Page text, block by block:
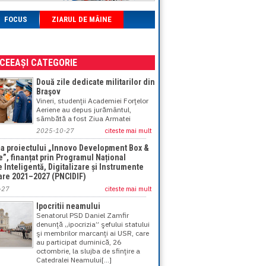
FOCUS ZIARUL DE MÂINE
CATEGORIE
Două zile dedicate militarilor din
Braşov
Vineri, studenţii Academiei Forţelor
Aeriene au depus jurământul,
sâmbătă a fost Ziua Armatei
2025-10-27 citeste mai mult
proiectului „Innovo Development Box &
finanțat prin Programul Național
Inteligentă, Digitalizare și Instrumente
2021–2027 (PNCIDIF)
citeste mai mult
Ipocritii neamului
Senatorul PSD Daniel Zamfir
denunţă „ipocrizia” şefului statului
şi membrilor marcanţi ai USR, care
au participat duminică, 26
octombrie, la slujba de sfinţire a
Catedralei Neamului[...]